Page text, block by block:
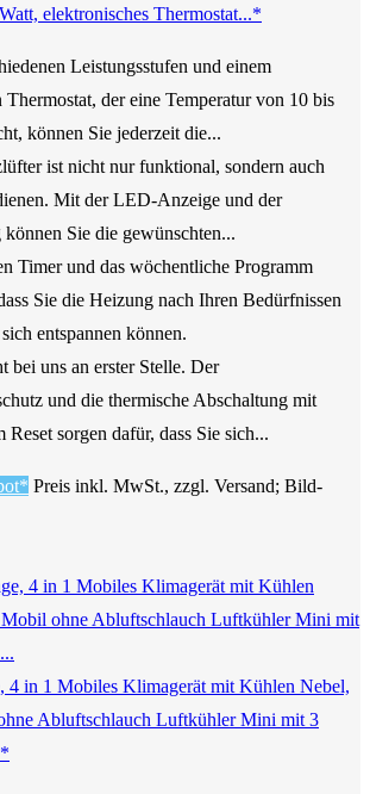
elektronisches Thermostat...*
Leistungsstufen und einem
Thermostat, der eine Temperatur von 10 bis
können Sie jederzeit die...
ist nicht nur funktional, sondern auch
Mit der LED-Anzeige und der
können Sie die gewünschten...
Timer und das wöchentliche Programm
Sie die Heizung nach Ihren Bedürfnissen
entspannen können.
bei uns an erster Stelle. Der
und die thermische Abschaltung mit
Reset sorgen dafür, dass Sie sich...
Preis inkl. MwSt., zzgl. Versand; Bild-
4 in 1 Mobiles Klimagerät mit Kühlen Nebel,
Abluftschlauch Luftkühler Mini mit 3